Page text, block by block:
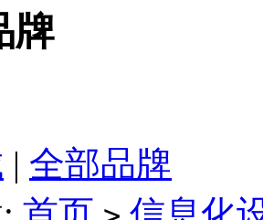
牌
| 全部品牌